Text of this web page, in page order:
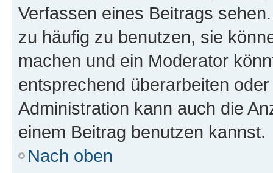
Verfassen eines Beitrags
zu häufig zu benutzen, sie
machen und ein Moderator
entsprechend überarbeiten
Administration kann auch die
einem Beitrag benutzen kannst.
Nach oben